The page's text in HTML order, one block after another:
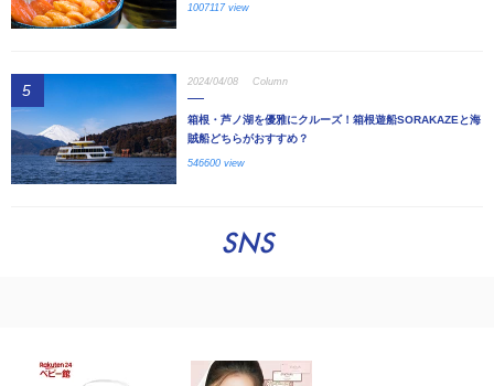
1007117 view
5 2024/04/08 Column
箱根・芦ノ湖を優雅にクルーズ！箱根遊船SORAKAZEと海
賊船どちらがおすすめ？
546600 view
SNS